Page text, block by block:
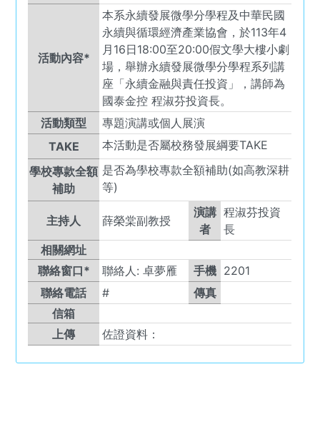
活動內容*
本系永續發展微學分學程及中華民國
永續與循環經濟產業協會，於113年4
月16日18:00至20:00假文學大樓小劇
場，舉辦永續發展微學分學程系列講
座「永續金融與責任投資」，講師為
國泰金控 程淑芬投資長。
活動類型
專題演講或個人展演
TAKE
本活動是否屬校務發展綱要TAKE
學校專款全額
補助
是否為學校專款全額補助(如高教深耕
等)
主持人 薛榮棠副教授
演講
者
程淑芬投資
長
相關網址
聯絡窗口*
聯絡人: 卓夢雁 手機 2201
聯絡電話
#
傳真
信箱
上傳
佐證資料：